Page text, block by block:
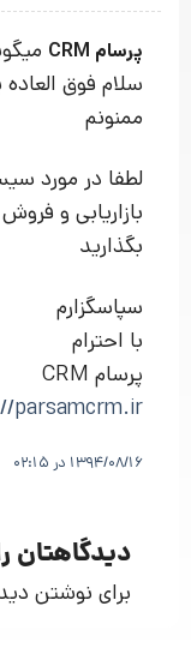
پرسام CRM
سلام فوق العاده
ممنونم
لطفا در مورد
بازاریابی و
بگذارید
سپاسگزارم
با احترام
پرسام CRM
parsamcrm.ir
1394/08/16 در 02:15
دیدگاهتان
برای نوشتن